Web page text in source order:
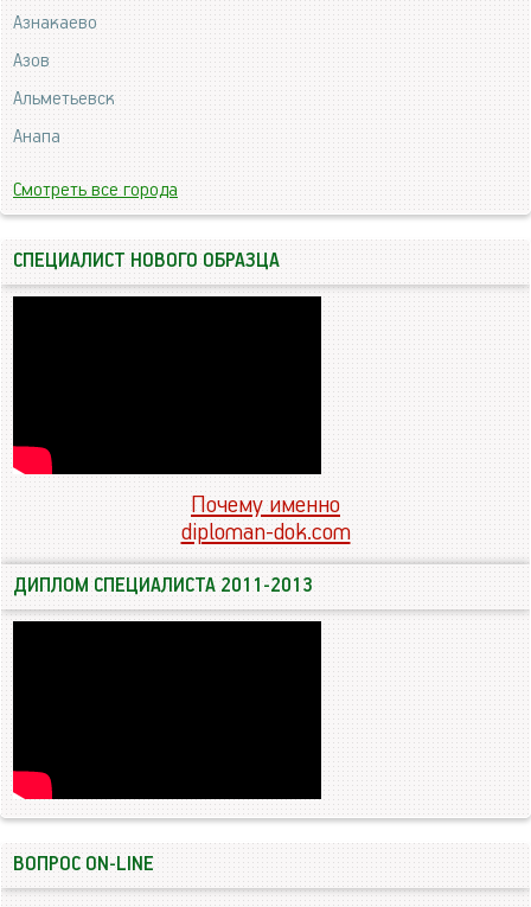
Азнакаево
Азов
Альметьевск
Анапа
Смотреть все города
СПЕЦИАЛИСТ НОВОГО ОБРАЗЦА
Почему именно
diploman-dok.com
ДИПЛОМ СПЕЦИАЛИСТА 2011-2013
ВОПРОС ON-LINE